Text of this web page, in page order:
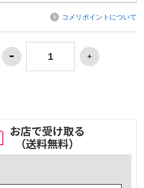
コメリポイントについて
お店で受け取る
（送料無料）